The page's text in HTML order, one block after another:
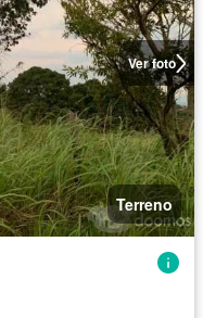
Ver foto
Terreno